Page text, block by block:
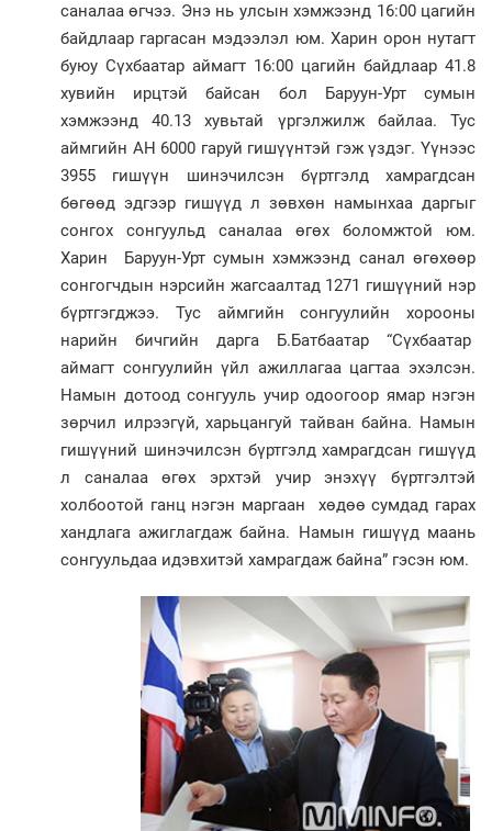
саналаа өгчээ. Энэ нь улсын хэмжээнд 16:00 цагийн
байдлаар гаргасан мэдээлэл юм. Харин орон нутагт
буюу Сүхбаатар аймагт 16:00 цагийн байдлаар 41.8
хувийн ирцтэй байсан бол Баруун-Урт сумын
хэмжээнд 40.13 хувьтай үргэлжилж байлаа. Тус
аймгийн АН 6000 гаруй гишүүнтэй гэж үздэг. Үүнээс
3955 гишүүн шинэчилсэн бүртгэлд хамрагдсан
бөгөөд эдгээр гишүүд л зөвхөн намынхаа даргыг
сонгох сонгуульд саналаа өгөх боломжтой юм.
Харин Баруун-Урт сумын хэмжээнд санал өгөхөөр
сонгогчдын нэрсийн жагсаалтад 1271 гишүүний нэр
бүртгэгджээ. Тус аймгийн сонгуулийн хороо­ны
нарийн бичгийн дарга Б.Бат­баатар “Сүхбаатар
аймагт сон­гуу­лийн үйл ажиллагаа цагтаа эхэл­сэн.
Намын дотоод сонгууль учир одоогоор ямар нэгэн
зөр­чил илрээгүй, харьцангуй тай­ван байна. Намын
гишүүний шинэ­чил­сэн бүртгэлд хамрагдсан гишүүд
л саналаа өгөх эрхтэй учир энэхүү бүртгэлтэй
холбоотой ганц нэгэн мар­гаан хөдөө сумдад гарах
ханд­лага ажиглагдаж байна. Намын гишүүд маань
сонгуульдаа идэвхи­тэй хамрагдаж байна” гэсэн юм.